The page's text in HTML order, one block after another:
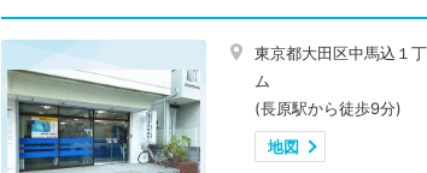
東京都大田区中馬込１
ム
(長原駅から徒歩9分)
地図